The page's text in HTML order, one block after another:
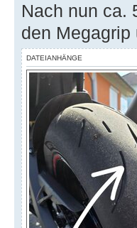
Nach nun ca.
den
DATEIANHÄNGE